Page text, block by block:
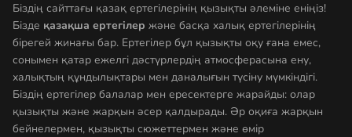
Біздің сайттағы қазақ ертегілерінің қызықты әлеміне еніңіз!
Бізде қазақша ертегілер және басқа халық ертегілерінің
бірегей жинағы бар. Ертегілер бұл қызықты оқу ғана емес,
сонымен қатар ежелгі дәстүрлердің атмосферасына ену,
халықтың құндылықтары мен даналығын түсіну мүмкіндігі.
Біздің ертегілер балалар мен ересектерге жарайды: олар
қызықты және жарқын әсер қалдырады. Әр оқиға жарқын
бейнелермен, қызықты сюжеттермен және өмір